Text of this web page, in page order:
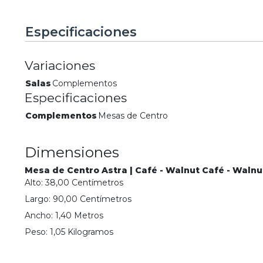
Especificaciones
Variaciones
Salas Complementos
Especificaciones
Complementos Mesas de Centro
Dimensiones
Mesa de Centro Astra | Café - Walnut Café -
Alto:38,00 Centímetros
Largo: 90,00 Centímetros
Ancho: 1,40 Metros
Peso: 1,05 Kilogramos